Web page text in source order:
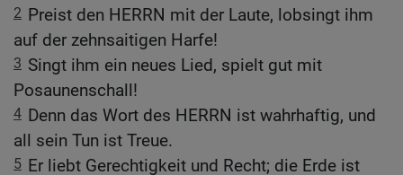
2 Preist den HERRN mit der Laute, lobsingt ihm
auf der zehnsaitigen Harfe!
3 Singt ihm ein neues Lied, spielt gut mit
Posaunenschall!
4 Denn das Wort des HERRN ist wahrhaftig, und
all sein Tun ist Treue.
5 Er liebt Gerechtigkeit und Recht; die Erde ist